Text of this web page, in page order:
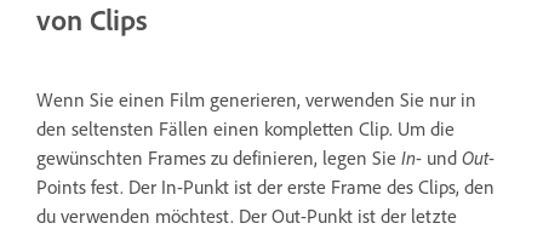
von Clips
Wenn Sie einen Film generieren, verwenden Sie nur in
den seltensten Fällen einen kompletten Clip. Um die
gewünschten Frames zu definieren, legen Sie In- und Out-
Points fest. Der In-Punkt ist der erste Frame des Clips, den
du verwenden möchtest. Der Out-Punkt ist der letzte